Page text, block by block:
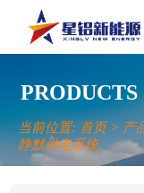
PRODUCTS
当前位置: 首页> 产
静默供电系统